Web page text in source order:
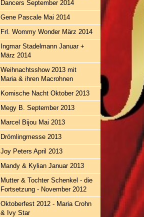
Dancers September 2014
Gene Pascale Mai 2014
Frl. Wommy Wonder März 2014
Ingmar Stadelmann Januar +
März 2014
Weihnachtsshow 2013 mit
Maria & ihren Macrohnen
Komische Nacht Oktober 2013
Megy B. September 2013
Marcel Bijou Mai 2013
Drömlingmesse 2013
Joy Peters April 2013
Mandy & Kylian Januar 2013
Mutter & Tochter Schenkel - die
Fortsetzung - November 2012
Oktoberfest 2012 - Maria Crohn
& Ivy Star